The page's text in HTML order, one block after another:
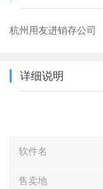
杭州用友进销存公司
详细说明
软件名
售卖地